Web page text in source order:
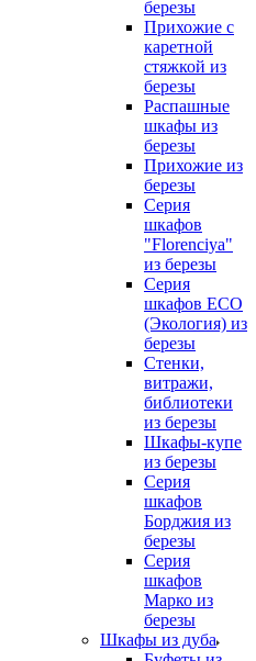
березы
Прихожие с
каретной
стяжкой из
березы
Распашные
шкафы из
березы
Прихожие из
березы
Серия
шкафов
"Florenciya"
из березы
Серия
шкафов ECO
(Экология) из
березы
Стенки,
витражи,
библиотеки
из березы
Шкафы-купе
из березы
Серия
шкафов
Борджия из
березы
Серия
шкафов
Марко из
березы
Шкафы из дуба